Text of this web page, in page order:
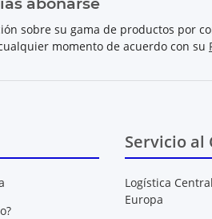
sobre su gama de productos por
momento de acuerdo con su
Servicio al
Logística
Europa